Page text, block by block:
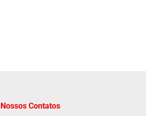
Nossos Contatos